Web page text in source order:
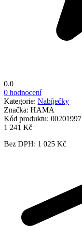
0.0
0 hodnocení
Kategorie: Nabíječky
Značka: HAMA
Kód produktu: 00201997
1 241 Kč
Bez DPH: 1 025 Kč